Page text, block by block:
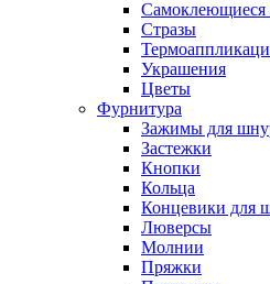
Самоклеющиеся
Стразы
Украшения
Цветы
Фурнитура
Зажимы для
Застежки
Кнопки
Кольца
Концевики для
Люверсы
Молнии
Пряжки